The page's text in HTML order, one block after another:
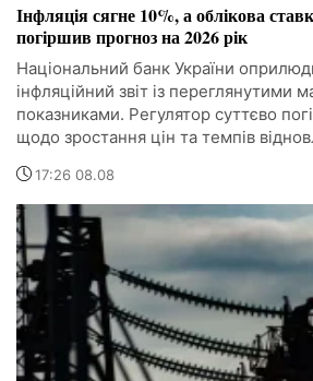
Інфляція сягне 10%, а облікова
погіршив прогноз на 2026 рік
Національний банк України
інфляційний звіт із переглянутими
показниками. Регулятор суттєво
щодо зростання цін та темпів
17:26 08.08